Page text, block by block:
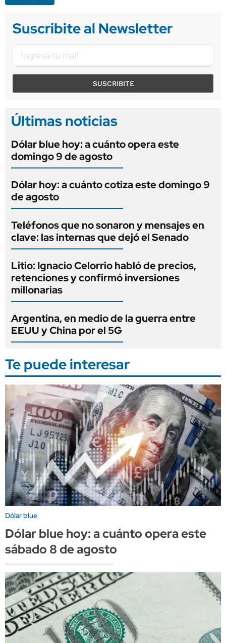
Suscribite al Newsletter
SUSCRIBITE
Últimas noticias
Dólar blue hoy: a cuánto opera este
domingo 9 de agosto
Dólar hoy: a cuánto cotiza este domingo 9
de agosto
Teléfonos que no sonaron y mensajes en
clave: las internas que dejó el Senado
Litio: Ignacio Celorrio habló de precios,
retenciones y confirmó inversiones
millonarias
Argentina, en medio de la guerra entre
EEUU y China por el 5G
Te puede interesar
Dólar blue
Dólar blue hoy: a cuánto opera este
sábado 8 de agosto